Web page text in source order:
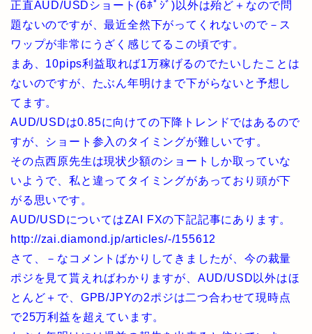
正直AUD/USDショート(6ﾎﾟｼﾞ)以外は殆ど＋なので問
題ないのですが、最近全然下がってくれないので－ス
ワップが非常にうざく感じてるこの頃です。
まあ、10pips利益取れば1万稼げるのでたいしたことは
ないのですが、たぶん年明けまで下がらないと予想し
てます。
AUD/USDは0.85に向けての下降トレンドではあるので
すが、ショート参入のタイミングが難しいです。
その点西原先生は現状少額のショートしか取っていな
いようで、私と違ってタイミングがあっており頭が下
がる思いです。
AUD/USDについてはZAI FXの下記記事にあります。
http://zai.diamond.jp/articles/-/155612
さて、－なコメントばかりしてきましたが、今の裁量
ポジを見て貰えればわかりますが、AUD/USD以外はほ
とんど＋で、GPB/JPYの2ポジは二つ合わせて現時点
で25万利益を超えています。